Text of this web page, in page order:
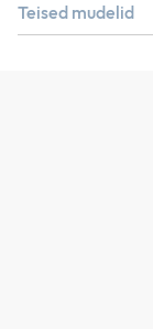
Teised mudelid